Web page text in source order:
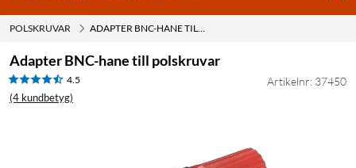
POLSKRUVAR ADAPTER BNC-HANE TILL POLSKRUVAR
Adapter BNC-hane till polskruvar
4.5
(4 kundbetyg)
Artikelnr: 37450